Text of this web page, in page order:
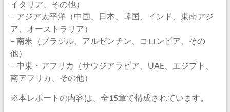
イタリア、その他）
– アジア太平洋（中国、日本、韓国、インド、東南アジ
ア、オーストラリア）
– 南米（ブラジル、アルゼンチン、コロンビア、その
他）
– 中東・アフリカ（サウジアラビア、UAE、エジプト、
南アフリカ、その他）
※本レポートの内容は、全15章で構成されています。